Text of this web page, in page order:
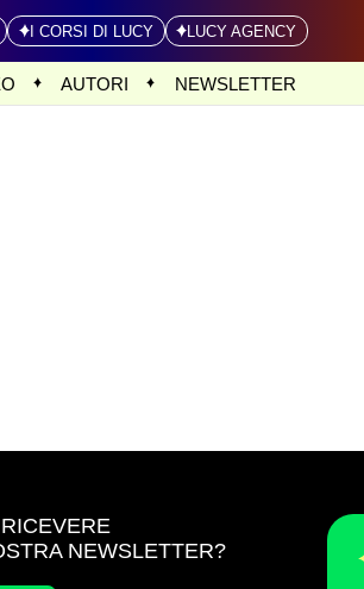
I CORSI DI LUCY LUCY AGENCY
AUTORI NEWSLETTER
NEWSLETTER?